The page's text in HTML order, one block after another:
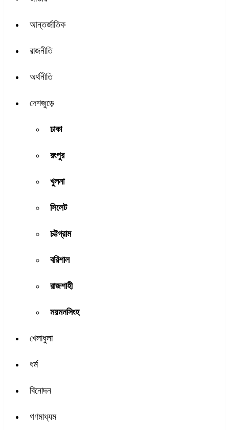
আন্তর্জাতিক
রাজনীতি
অর্থনীতি
দেশজুড়ে
ঢাকা
রংপুর
খুলনা
সিলেট
চট্টগ্রাম
বরিশাল
রাজশাহী
ময়মনসিংহ
খেলাধুলা
ধর্ম
বিনোদন
গণমাধ্যম